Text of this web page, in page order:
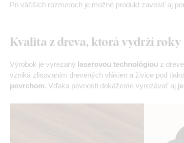
Pri väčších rozmeroch je možné produkt zavesiť aj
Kvalita z dreva, ktorá vydrží roky
Výrobok je vyrezaný laserovou technológiou z
vzniká zlisovaním drevených vlákien a živice pod
povrchom. Vďaka pevnosti dokážeme vyrezávať aj